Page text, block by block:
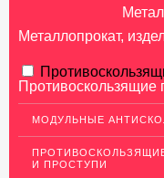
Металлопрокат,
АЛЮМИНИЕВЫЙ
Перфорированный лист
Алюминиевые листы
Гладкие алюминиевые
МОДУЛЬНЫЕ
И ПРОСТУПИ